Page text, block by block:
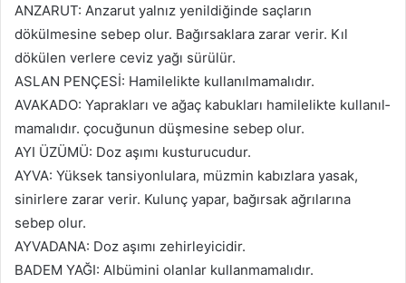
ANZARUT: Anzarut yalnız yenildiğinde saçların
dökülmesine sebep olur. Bağırsaklara zarar verir. Kıl
dökülen verlere ceviz yağı sürülür.
ASLAN PENÇESİ: Hamilelikte kullanılmamalıdır.
AVAKADO: Yaprakları ve ağaç kabukları hamilelikte kullanıl­
mamalıdır. çocuğunun düşmesine sebep olur.
AYI ÜZÜMÜ: Doz aşımı kusturucudur.
AYVA: Yüksek tansiyonlulara, müzmin kabızlara yasak,
sinirlere zarar verir. Kulunç yapar, ba­ğırsak ağrılarına
sebep olur.
AYVADANA: Doz aşımı zehirleyicidir.
BADEM YAĞI: Albümini olanlar kullanmamalıdır.